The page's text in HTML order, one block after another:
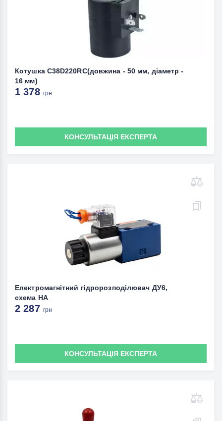
Котушка C38D220RC(довжина - 50 мм, діаметр -
16 мм)
1 378 грн
КОНСУЛЬТАЦІЯ ЕКСПЕРТА
Електромагнітний гідророзподілювач ДУ6,
схема НА
2 287 грн
КОНСУЛЬТАЦІЯ ЕКСПЕРТА